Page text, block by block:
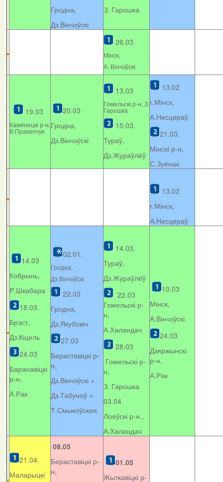
Гродна,
Дз.Вінчэўскі
З. Гарошка
26.03
Мінcк,
А. Вінчэўскі
19.03
Камянецкі р-н,
В.Пракапчук
20.03
Гродна,
Дз.Вінчэўскі
13.03
Гомельскі р-н, З.
Гарошка
15.03.
Тураў,
Дз.Жураўлёў
13.02
г.Мінск,
А.Несцераў
21.03.
Мінскі р-н,
С.Зуёнак
13.02
г.Мінск,
А.Несцераў
14.03
Кобрынь,
Р.Шкабара
18.03.
Брэст,
Дз.Кіцель
24.03
Баранавіцкі
р-н,
А.Рак
02.01.
Гродна,
Дз.Вінчэўскі
22.03
Гродна,
Дз.Якубовіч
27.03
Бераставіцкі р-
н,
Дз.Вінчэўскі +
Дз.Табуноў +
Т.Смыкоўская
14.03.
Тураў,
Дз.Жураўлёў
22.03
Гомельскі р-
н,
А.Халандач
28.03
Гомельскі р-
н,
З. Гарошка
03.04
Лоеўскі р-н.,
А.Халандач
10.03
Мінск,
А.Вінчэўскі
24.03
Дзяржынскі
р-н,
А.Рак
21.04.
Маларыцкі
08.05
Бераставіцкі р-
н,
01.05
Жыткавіцкі р-